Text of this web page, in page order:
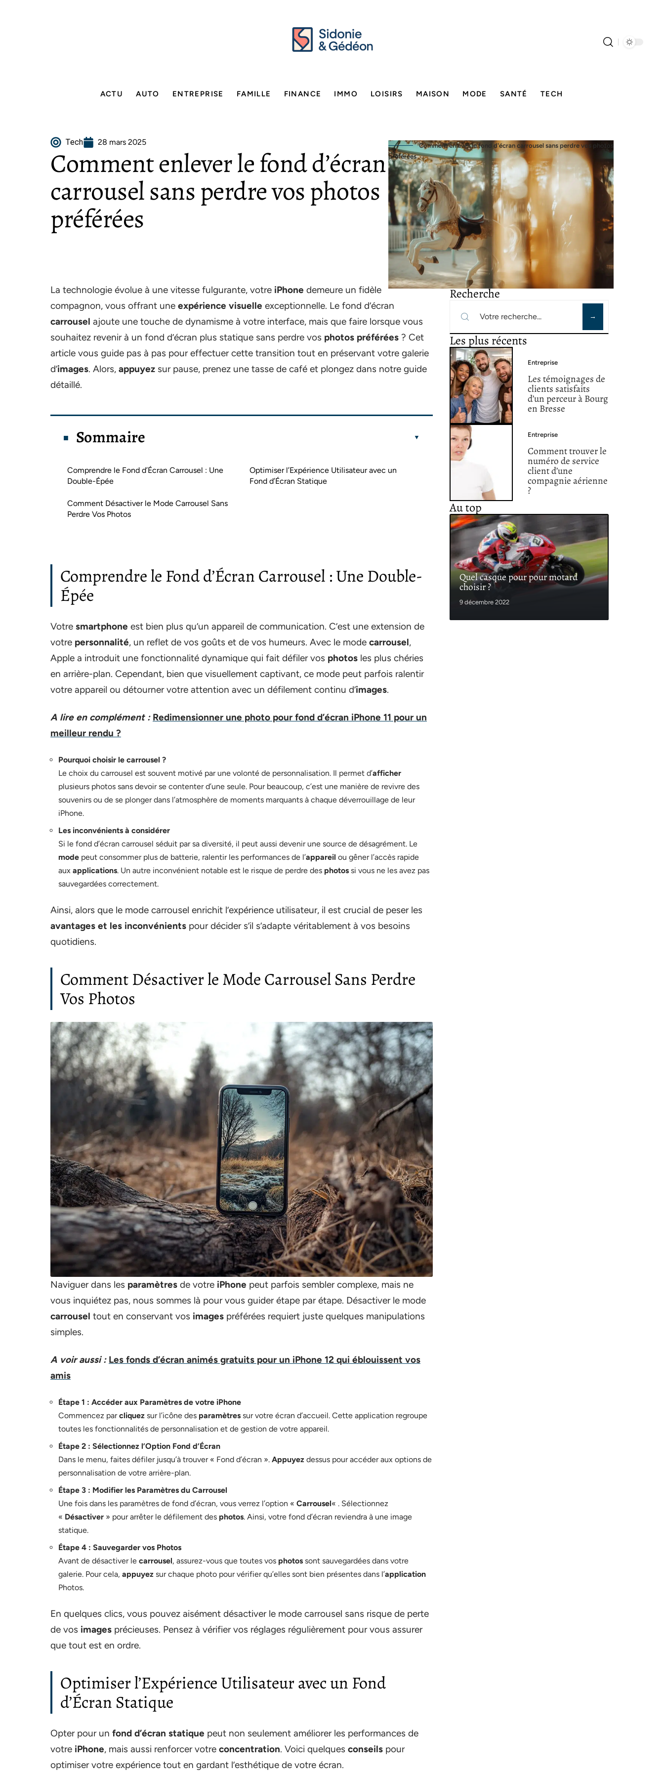
ACTU AUTO ENTREPRISE FAMILLE FINANCE IMMO LOISIRS MAISON MODE SANTÉ TECH
Tech 28 mars 2025
Comment enlever le fond d’écran
carrousel sans perdre vos photos
préférées
Comment enlever le fond d'écran carrousel sans perdre vos photos
préférées
La technologie évolue à une vitesse fulgurante, votre iPhone demeure un fidèle
compagnon, vous offrant une expérience visuelle exceptionnelle. Le fond d’écran
carrousel ajoute une touche de dynamisme à votre interface, mais que faire lorsque vous
souhaitez revenir à un fond d’écran plus statique sans perdre vos photos préférées ? Cet
article vous guide pas à pas pour effectuer cette transition tout en préservant votre galerie
d’images. Alors, appuyez sur pause, prenez une tasse de café et plongez dans notre guide
détaillé.
Sommaire
Comprendre le Fond d’Écran Carrousel : Une
Double-Épée
Comment Désactiver le Mode Carrousel Sans
Perdre Vos Photos
Optimiser l’Expérience Utilisateur avec un
Fond d’Écran Statique
Comprendre le Fond d’Écran Carrousel : Une Double-
Épée
Votre smartphone est bien plus qu’un appareil de communication. C’est une extension de
votre personnalité, un reflet de vos goûts et de vos humeurs. Avec le mode carrousel,
Apple a introduit une fonctionnalité dynamique qui fait défiler vos photos les plus chéries
en arrière-plan. Cependant, bien que visuellement captivant, ce mode peut parfois ralentir
votre appareil ou détourner votre attention avec un défilement continu d’images.
A lire en complément : Redimensionner une photo pour fond d’écran iPhone 11 pour un
meilleur rendu ?
Pourquoi choisir le carrousel ?
Le choix du carrousel est souvent motivé par une volonté de personnalisation. Il permet d’afficher
plusieurs photos sans devoir se contenter d’une seule. Pour beaucoup, c’est une manière de revivre des
souvenirs ou de se plonger dans l’atmosphère de moments marquants à chaque déverrouillage de leur
iPhone.
Les inconvénients à considérer
Si le fond d’écran carrousel séduit par sa diversité, il peut aussi devenir une source de désagrément. Le
mode peut consommer plus de batterie, ralentir les performances de l’appareil ou gêner l’accès rapide
aux applications. Un autre inconvénient notable est le risque de perdre des photos si vous ne les avez pas
sauvegardées correctement.
Ainsi, alors que le mode carrousel enrichit l’expérience utilisateur, il est crucial de peser les
avantages et les inconvénients pour décider s’il s’adapte véritablement à vos besoins
quotidiens.
Comment Désactiver le Mode Carrousel Sans Perdre
Vos Photos
Naviguer dans les paramètres de votre iPhone peut parfois sembler complexe, mais ne
vous inquiétez pas, nous sommes là pour vous guider étape par étape. Désactiver le mode
carrousel tout en conservant vos images préférées requiert juste quelques manipulations
simples.
A voir aussi : Les fonds d’écran animés gratuits pour un iPhone 12 qui éblouissent vos
amis
Étape 1 : Accéder aux Paramètres de votre iPhone
Commencez parcliquez sur l’icône des paramètres sur votre écran d’accueil. Cette application regroupe
toutes les fonctionnalités de personnalisation et de gestion de votre appareil.
Étape 2 : Sélectionnez l’Option Fond d’Écran
Dans le menu, faites défiler jusqu’à trouver « Fond d’écran ». Appuyez dessus pour accéder aux options de
personnalisation de votre arrière-plan.
Étape 3 : Modifier les Paramètres du Carrousel
Une fois dans les paramètres de fond d’écran, vous verrez l’option « Carrousel« . Sélectionnez
« Désactiver » pour arrêter le défilement des photos. Ainsi, votre fond d’écran reviendra à une image
statique.
Étape 4 : Sauvegarder vos Photos
Avant de désactiver le carrousel, assurez-vous que toutes vos photos sont sauvegardées dans votre
galerie. Pour cela, appuyez sur chaque photo pour vérifier qu’elles sont bien présentes dans l’application
Photos.
En quelques clics, vous pouvez aisément désactiver le mode carrousel sans risque de perte
de vos images précieuses. Pensez à vérifier vos réglages régulièrement pour vous assurer
que tout est en ordre.
Optimiser l’Expérience Utilisateur avec un Fond
d’Écran Statique
Opter pour un fond d’écran statique peut non seulement améliorer les performances de
votre iPhone, mais aussi renforcer votre concentration. Voici quelques conseils pour
optimiser votre expérience tout en gardant l’esthétique de votre écran.
Recherche
Les plus récents
Entreprise
Les témoignages de
clients satisfaits
d’un perceur à Bourg
en Bresse
Entreprise
Comment trouver le
numéro de service
client d’une
compagnie aérienne
?
Au top
Quel casque pour pour motard
choisir ?
9 décembre 2022